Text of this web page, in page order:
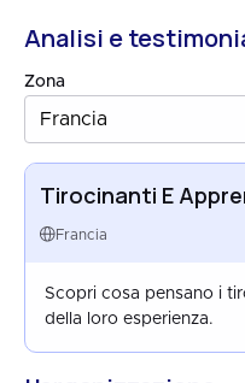
Analisi e
Zona
Francia
Tirocinanti E
Francia
Scopri cosa pensano i
della loro esperienza.